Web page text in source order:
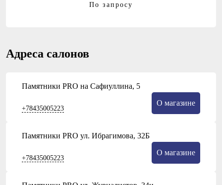
По запросу
Адреса салонов
Памятники PRO на Сафиуллина, 5
+78435005223
О магазине
Памятники PRO ул. Ибрагимова, 32Б
+78435005223
О магазине